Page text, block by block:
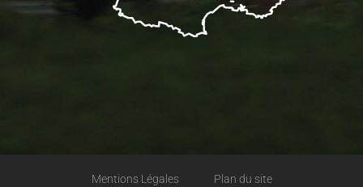
Mentions Légales Plan du site